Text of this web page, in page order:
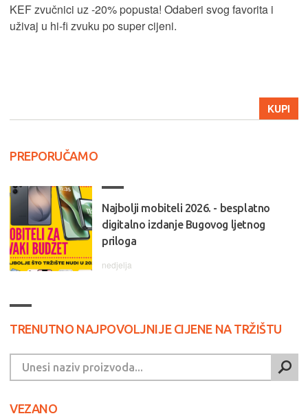
KEF zvučnici uz -20% popusta! Odaberi svog favorita i
uživaj u hi-fi zvuku po super cijeni.
KUPI
PREPORUČAMO
Najbolji mobiteli 2026. - besplatno
digitalno izdanje Bugovog ljetnog
priloga
nedjelja
TRENUTNO NAJPOVOLJNIJE CIJENE NA TRŽIŠTU
VEZANO